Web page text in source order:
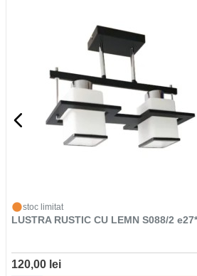
stoc limitat
LUSTRA RUSTIC CU LEMN S088/2
120,00 lei